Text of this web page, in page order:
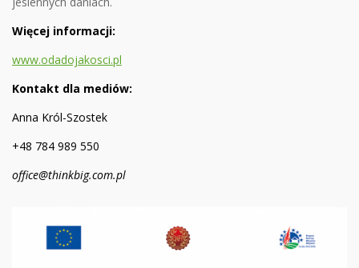
Więcej informacji:
www.odadojakosci.pl
Kontakt dla mediów:
Anna Król-Szostek
+48 784 989 550
office@thinkbig.com.pl